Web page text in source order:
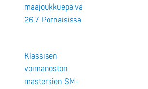
maajoukkuepäivä
26.7. Pornaisissa
Klassisen
voimanoston
mastersien SM-